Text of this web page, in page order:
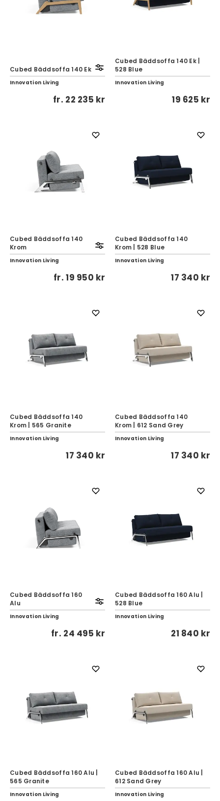
Cubed Bäddsoffa 140 Ek
Innovation Living
fr. 22 235 kr
Cubed Bäddsoffa 140 Ek |
528 Blue
Innovation Living
19 625 kr
Cubed Bäddsoffa 140
Krom
Innovation Living
fr.19 950 kr
Cubed Bäddsoffa 140
Krom | 528 Blue
Innovation Living
17 340 kr
Cubed Bäddsoffa 140
Krom | 565 Granite
Innovation Living
17 340 kr
Cubed Bäddsoffa 140
Krom | 612 Sand Grey
Innovation Living
17 340 kr
Cubed Bäddsoffa 160
Alu
Innovation Living
fr. 24 495 kr
Cubed Bäddsoffa 160 Alu |
528 Blue
Innovation Living
21 840 kr
Cubed Bäddsoffa 160 Alu |
565 Granite
Innovation Living
Cubed Bäddsoffa 160 Alu |
612 Sand Grey
Innovation Living